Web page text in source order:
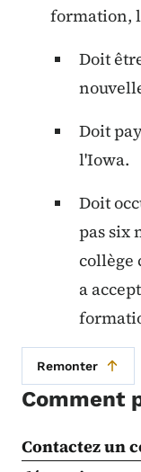
formation,
Doit
Doit
l'Iowa.
Doit
pas six
collège
a
Remonter
Comment
Contactez un